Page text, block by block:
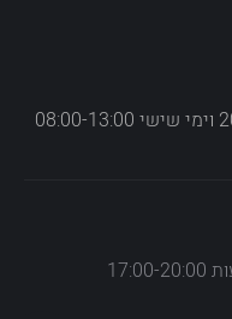
ימי א-ה: 10:00 - 20:00 וימי שישי 08:00-13:00